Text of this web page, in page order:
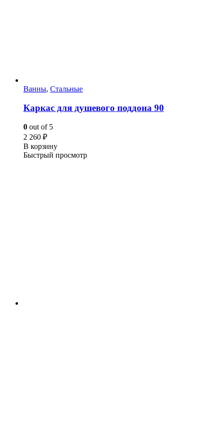
Ванны, Стальные
Каркас для душевого поддона 90
0 out of 5
2 260 ₽
В корзину
Быстрый просмотр